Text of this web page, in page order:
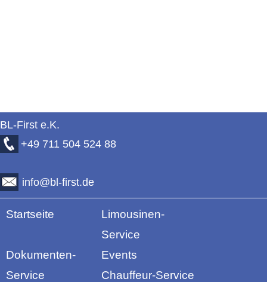
BL-First e.K.
+49 711 504 524 88
info@bl-first.de
Startseite
Limousinen-
Service
Dokumenten-
Service
Events
Chauffeur-Service